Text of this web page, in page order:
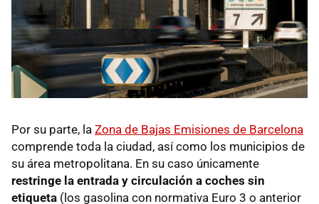
Por su parte, la Zona de Bajas Emisiones de Barcelona
comprende toda la ciudad, así como los municipios de
su área metropolitana. En su caso únicamente
restringe la entrada y circulación a coches sin
etiqueta (los gasolina con normativa Euro 3 o anterior